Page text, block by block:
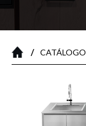
/ CATÁLOGO